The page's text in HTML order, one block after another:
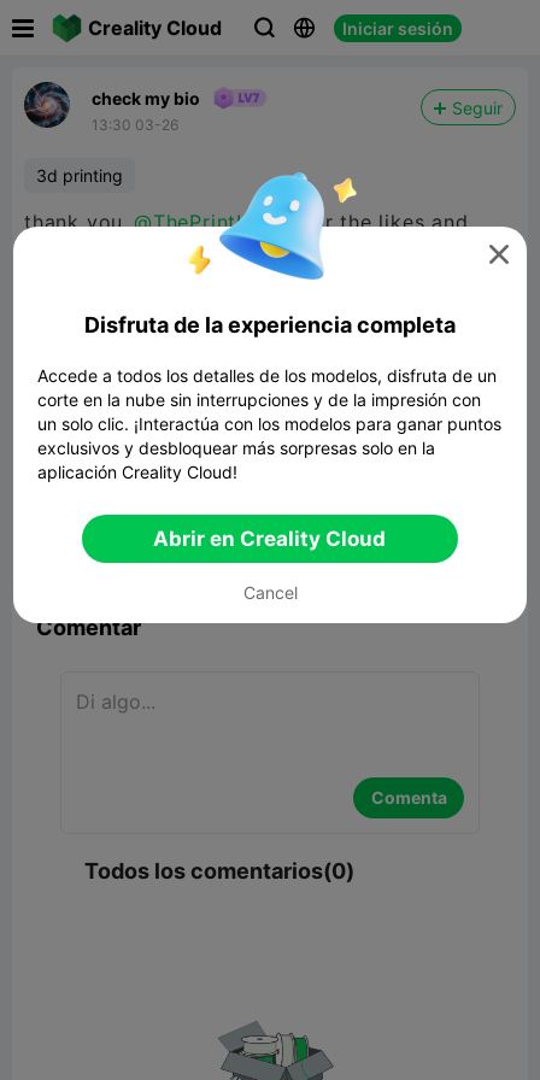
Creality Cloud   Iniciar sesión
check my bio
13:30 03-26
Seguir
3d printing
thank you@ThePrintLover
for the likes and
helping i really appreciate it :)
Reporte 6 
Comentar
Comenta
Todos los comentarios(0)

Disfruta de la experiencia completa
Accede a todos los detalles de los modelos, disfruta de un
corte en la nube sin interrupciones y de la impresión con
un solo clic. ¡Interactúa con los modelos para ganar puntos
exclusivos y desbloquear más sorpresas solo en la
aplicación Creality Cloud!
Abrir en Creality Cloud
Cancel